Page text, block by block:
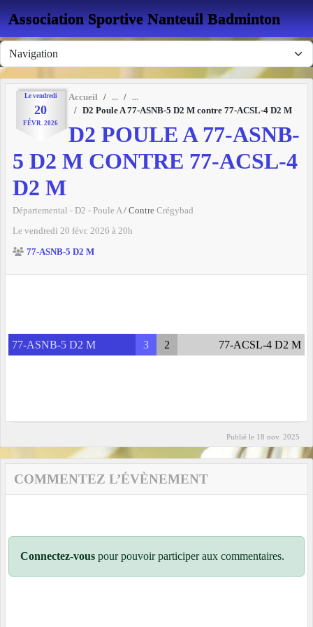
Association Sportive Nanteuil Badminton
Le vendredi
20
FÉVR. 2026
Accueil
D2 Poule A 77-ASNB-5 D2 M contre 77-ACSL-4 D2 M
D2 POULE A 77-ASNB-
5 D2 M CONTRE 77-ACSL-4
D2 M
Départemental - D2 - Poule A / Contre Crégybad
Le vendredi 20 févr. 2026 à 20h
77-ASNB-5 D2 M
77-ASNB-5 D2 M 3 2 77-ACSL-4 D2 M
Publié le 18 nov. 2025
COMMENTEZ L’ÉVÈNEMENT
Connectez-vous pour pouvoir participer aux commentaires.